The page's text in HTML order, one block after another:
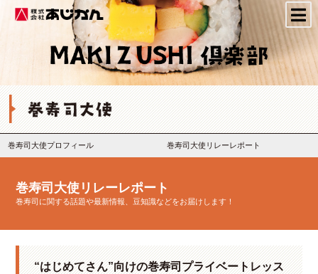
株式会社あじかん
巻寿司大使プロフィール 巻寿司大使リレーレポート
巻寿司大使リレーレポート
巻寿司に関する話題や最新情報、豆知識などをお届けします！
“はじめてさん”向けの巻寿司プライベートレッス